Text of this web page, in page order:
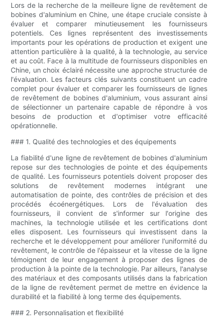
Lors de la recherche de la meilleure ligne de revêtement de
bobines d'aluminium en Chine, une étape cruciale consiste à
évaluer et comparer minutieusement les fournisseurs
potentiels. Ces lignes représentent des investissements
importants pour les opérations de production et exigent une
attention particulière à la qualité, à la technologie, au service
et au coût. Face à la multitude de fournisseurs disponibles en
Chine, un choix éclairé nécessite une approche structurée de
l'évaluation. Les facteurs clés suivants constituent un cadre
complet pour évaluer et comparer les fournisseurs de lignes
de revêtement de bobines d'aluminium, vous assurant ainsi
de sélectionner un partenaire capable de répondre à vos
besoins de production et d'optimiser votre efficacité
opérationnelle.
### 1. Qualité des technologies et des équipements
La fiabilité d'une ligne de revêtement de bobines d'aluminium
repose sur des technologies de pointe et des équipements
de qualité. Les fournisseurs potentiels doivent proposer des
solutions de revêtement modernes intégrant une
automatisation de pointe, des contrôles de précision et des
procédés écoénergétiques. Lors de l'évaluation des
fournisseurs, il convient de s'informer sur l'origine des
machines, la technologie utilisée et les certifications dont
elles disposent. Les fournisseurs qui investissent dans la
recherche et le développement pour améliorer l'uniformité du
revêtement, le contrôle de l'épaisseur et la vitesse de la ligne
témoignent de leur engagement à proposer des lignes de
production à la pointe de la technologie. Par ailleurs, l'analyse
des matériaux et des composants utilisés dans la fabrication
de la ligne de revêtement permet de mettre en évidence la
durabilité et la fiabilité à long terme des équipements.
### 2. Personnalisation et flexibilité